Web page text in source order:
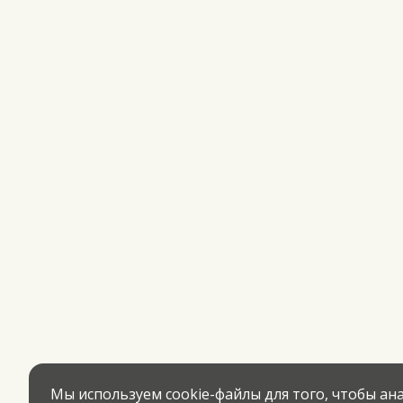
Мы используем cookie-файлы для того, чтобы